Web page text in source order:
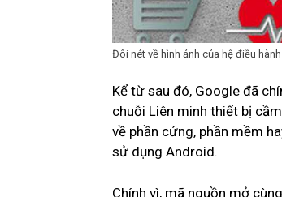
Đôi nét về hình ảnh của hệ điều
Kể từ sau đó, Google đã
chuỗi Liên minh thiết bị
về phần cứng, phần mềm
sử dụng Android.
Chính vì, mã nguồn mở